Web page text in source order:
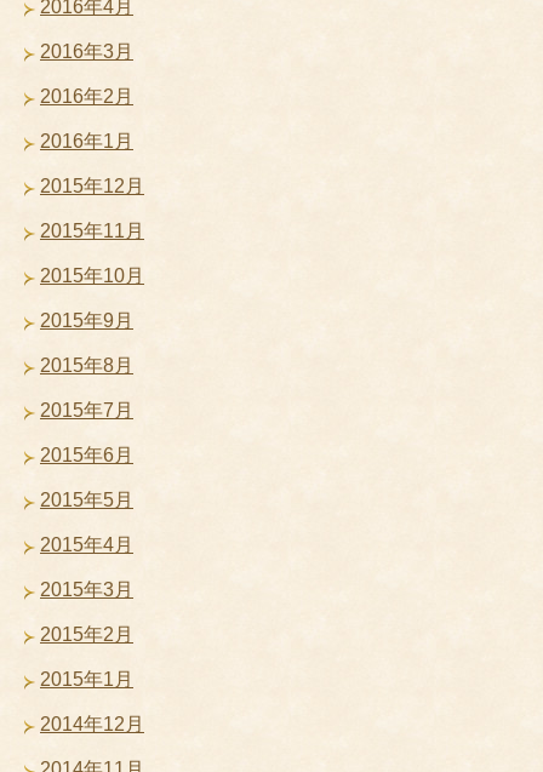
2016年4月
2016年3月
2016年2月
2016年1月
2015年12月
2015年11月
2015年10月
2015年9月
2015年8月
2015年7月
2015年6月
2015年5月
2015年4月
2015年3月
2015年2月
2015年1月
2014年12月